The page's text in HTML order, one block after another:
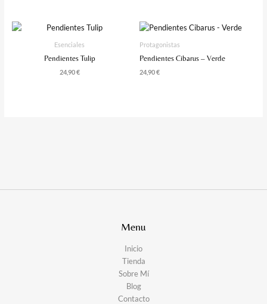
De 5
Esenciales
Pendientes Tulip
24,90€
Protagonistas
Pendientes Cibarus – Verde
24,90€
Menu
Inicio
Tienda
Sobre Mí
Blog
Contacto